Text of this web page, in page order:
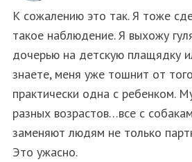
К сожалению это так. Я тоже
такое наблюдение. Я выхожу
дочерью на детскую плащядку
знаете, меня уже тошнит от
практически одна с ребенком.
разных возрастов…все с
заменяют людям не только
Это ужасно.